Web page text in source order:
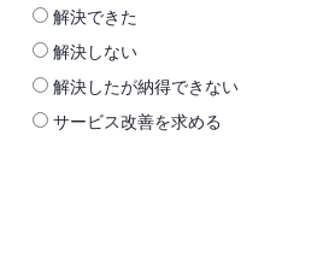
解決できた
解決しない
解決したが納得できない
サービス改善を求める